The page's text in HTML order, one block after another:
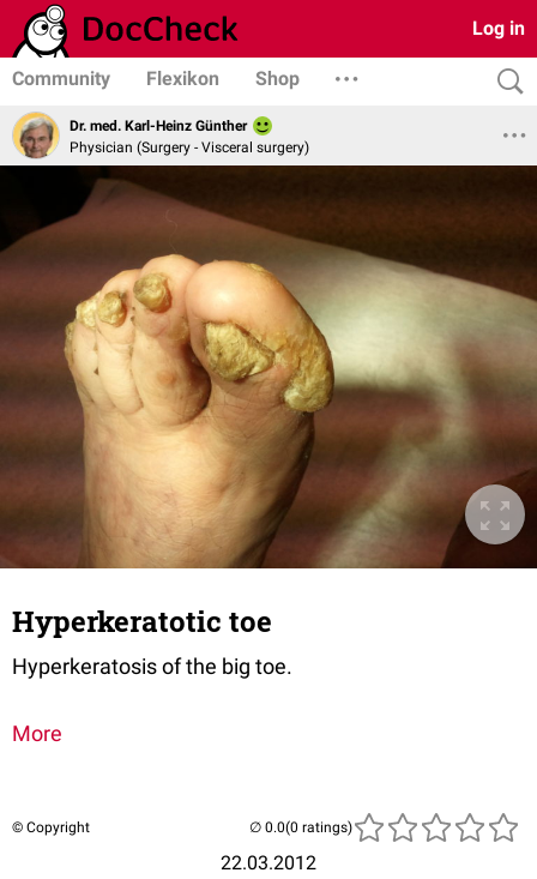
Log in
Community Flexikon Shop
Dr. med. Karl-Heinz Günther
Physician (Surgery - Visceral surgery)
Hyperkeratotic toe
Hyperkeratosis of the big toe.
More
© Copyright
22.03.2012
(0 ratings)